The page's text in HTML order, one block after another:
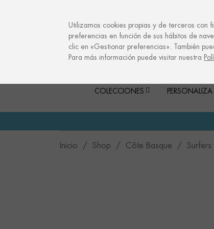
COLECCIONES
Inicio Shop Côte Basque Surfers
Utilizamos cookies propias y de terceros con
preferencias en función de sus hábitos de
clic en «Gestionar preferencias». También
Para más información puede visitar nuestra